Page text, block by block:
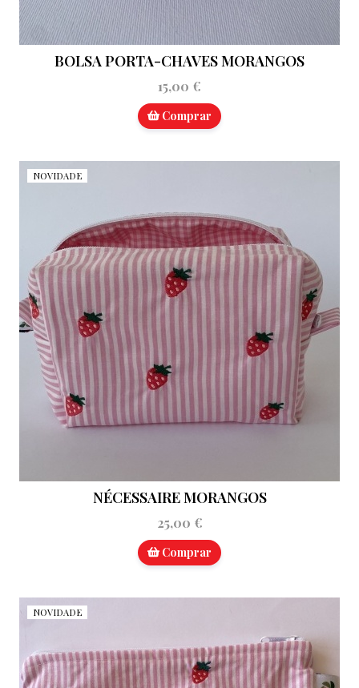
BOLSA PORTA-CHAVES MORANGOS
15,00 €
Comprar
NOVIDADE
NÉCESSAIRE MORANGOS
25,00 €
Comprar
NOVIDADE